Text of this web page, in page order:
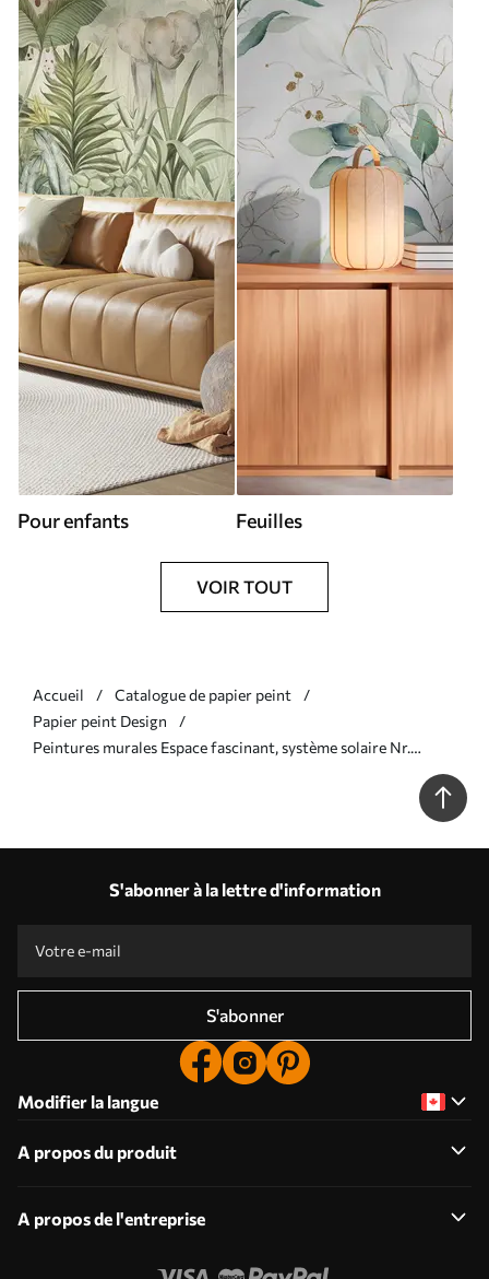
Pour enfants Feuilles
VOIR TOUT
Accueil
Catalogue de papier peint
Papier peint Design
Peintures murales Espace fascinant, système solaire Nr.
S'abonner à la lettre d'information
S'abonner
Modifier la langue
A propos du produit
A propos de l'entreprise